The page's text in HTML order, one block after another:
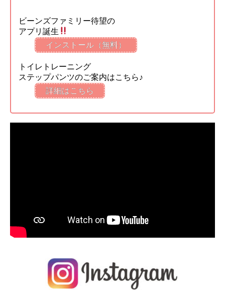
ビーンズファミリー待望の
アプリ誕生
インストール（無料）
トイレトレーニング
ステップパンツのご案内はこちら♪
詳細はこちら